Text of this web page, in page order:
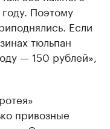
Поэтому
Если
тюльпан
— 150 рублей»,
привозные